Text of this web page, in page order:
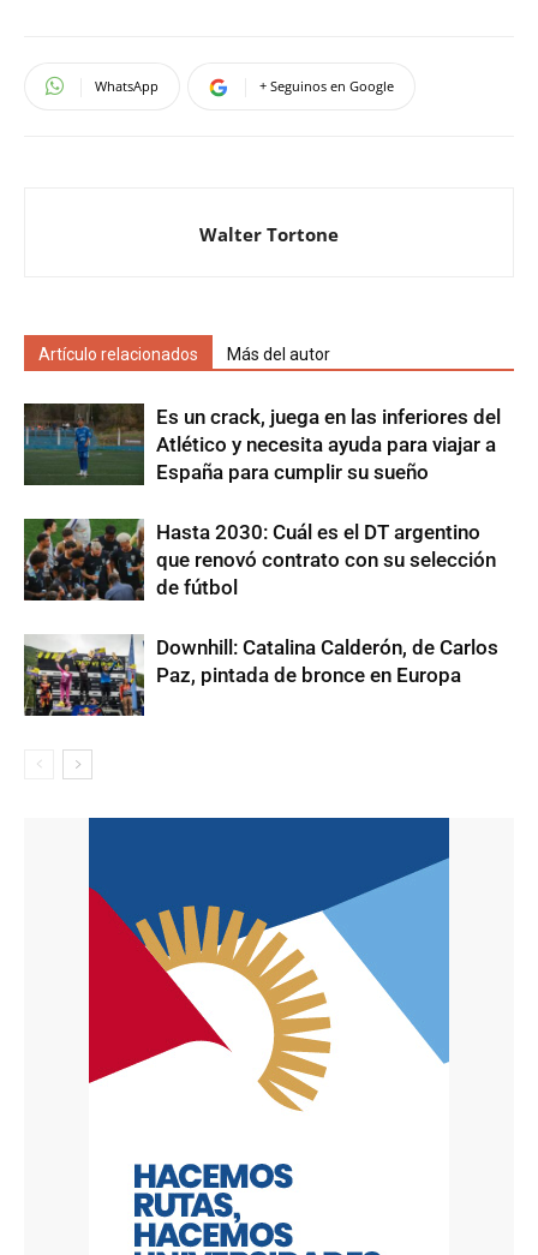
WhatsApp + Seguinos en Google
Walter Tortone
Artículo relacionados Más del autor
Es un crack, juega en las inferiores del
Atlético y necesita ayuda para viajar a
España para cumplir su sueño
Hasta 2030: Cuál es el DT argentino
que renovó contrato con su selección
de fútbol
Downhill: Catalina Calderón, de Carlos
Paz, pintada de bronce en Europa